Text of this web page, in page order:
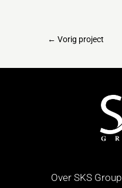
← Vorig project
Over SKS Group